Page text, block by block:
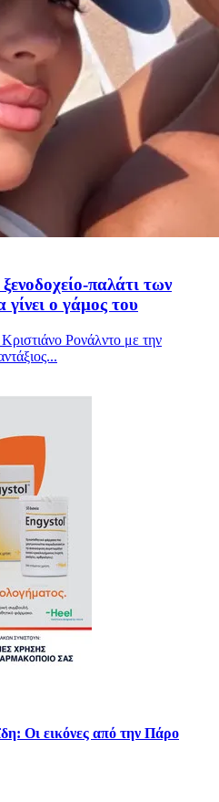
παλάτι των
ο γάμος του
Ρονάλντο με την
Οι εικόνες από την Πάρο